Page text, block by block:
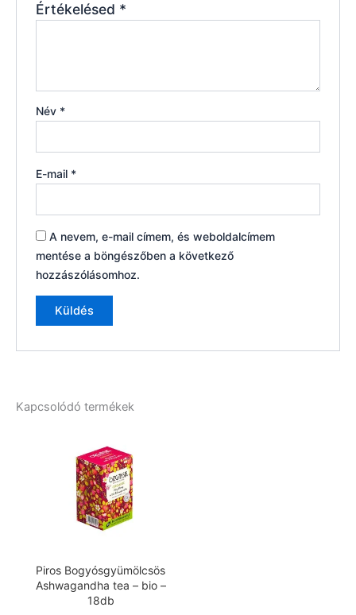
Értékelésed *
Név *
E-mail *
A nevem, e-mail címem, és weboldalcímem
mentése a böngészőben a következő
hozzászólásomhoz.
Kapcsolódó termékek
Piros Bogyósgyümölcsös
Ashwagandha tea – bio –
18db